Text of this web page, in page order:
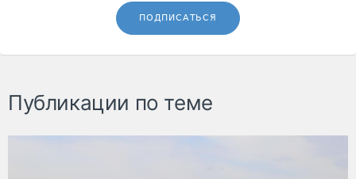
ПОДПИСАТЬСЯ
Публикации по теме